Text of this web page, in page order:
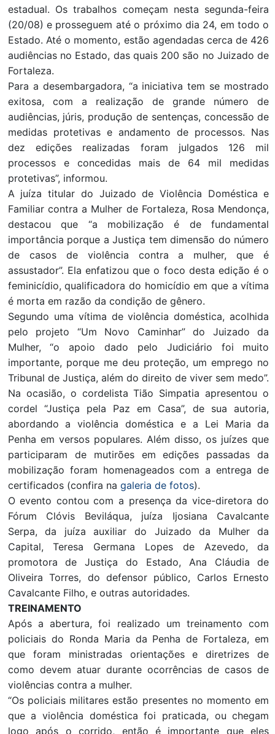
estadual. Os trabalhos começam nesta segunda-feira
(20/08) e prosseguem até o próximo dia 24, em todo o
Estado. Até o momento, estão agendadas cerca de 426
audiências no Estado, das quais 200 são no Juizado de
Fortaleza.
Para a desembargadora, “a iniciativa tem se mostrado
exitosa, com a realização de grande número de
audiências, júris, produção de sentenças, concessão de
medidas protetivas e andamento de processos. Nas
dez edições realizadas foram julgados 126 mil
processos e concedidas mais de 64 mil medidas
protetivas”, informou.
A juíza titular do Juizado de Violência Doméstica e
Familiar contra a Mulher de Fortaleza, Rosa Mendonça,
destacou que “a mobilização é de fundamental
importância porque a Justiça tem dimensão do número
de casos de violência contra a mulher, que é
assustador”. Ela enfatizou que o foco desta edição é o
feminicídio, qualificadora do homicídio em que a vítima
é morta em razão da condição de gênero.
Segundo uma vítima de violência doméstica, acolhida
pelo projeto “Um Novo Caminhar” do Juizado da
Mulher, “o apoio dado pelo Judiciário foi muito
importante, porque me deu proteção, um emprego no
Tribunal de Justiça, além do direito de viver sem medo”.
Na ocasião, o cordelista Tião Simpatia apresentou o
cordel “Justiça pela Paz em Casa”, de sua autoria,
abordando a violência doméstica e a Lei Maria da
Penha em versos populares. Além disso, os juízes que
participaram de mutirões em edições passadas da
mobilização foram homenageados com a entrega de
certificados (confira na galeria de fotos).
O evento contou com a presença da vice-diretora do
Fórum Clóvis Beviláqua, juíza Ijosiana Cavalcante
Serpa, da juíza auxiliar do Juizado da Mulher da
Capital, Teresa Germana Lopes de Azevedo, da
promotora de Justiça do Estado, Ana Cláudia de
Oliveira Torres, do defensor público, Carlos Ernesto
Cavalcante Filho, e outras autoridades.
TREINAMENTO
Após a abertura, foi realizado um treinamento com
policiais do Ronda Maria da Penha de Fortaleza, em
que foram ministradas orientações e diretrizes de
como devem atuar durante ocorrências de casos de
violências contra a mulher.
“Os policiais militares estão presentes no momento em
que a violência doméstica foi praticada, ou chegam
logo após o corrido, então é importante que eles